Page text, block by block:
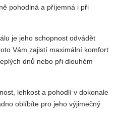
pohodlná a příjemná i při
je jeho schopnost odvádět
Vám zajistí maximální komfort
dnů nebo při dlouhém
lehkost a pohodlí v dokonale
oblíbíte pro jeho výjimečný